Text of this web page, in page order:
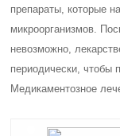
препараты, которые
микроорганизмов.
невозможно,
периодически, чтобы
Медикаментозное